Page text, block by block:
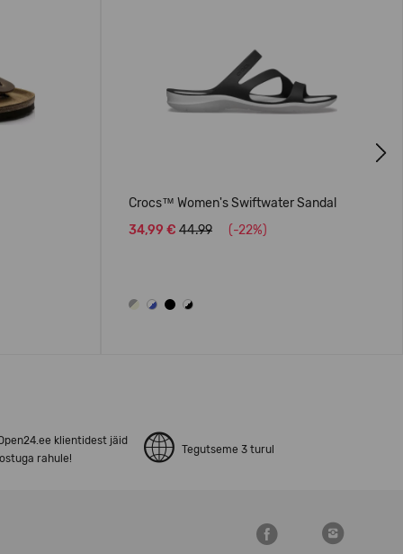
Crocs™ Women's Swiftwater Sandal
34,99 € 44.99 (-22%)
klientidest jäid
rahule!
Tegutseme 3 turul